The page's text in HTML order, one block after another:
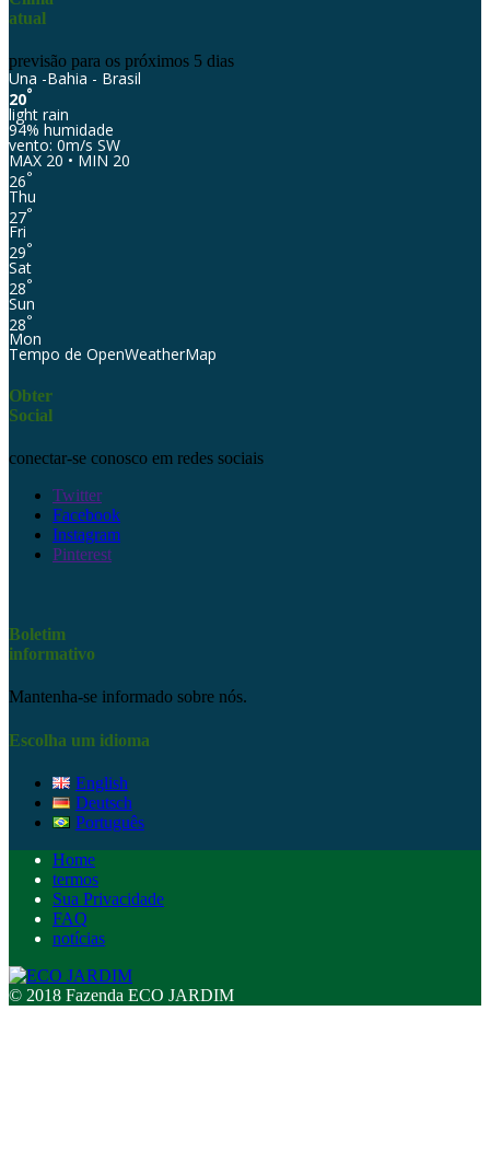
atual
previsão para os próximos 5 dias
Una -Bahia - Brasil
20°
light rain
94% humidade
vento: 0m/s SW
MAX 20 • MIN 20
26°
Thu
27°
Fri
29°
Sat
28°
Sun
28°
Mon
Tempo de OpenWeatherMap
Obter
Social
conectar-se conosco em redes sociais
Twitter
Facebook
Instagram
Pinterest
Boletim
informativo
Mantenha-se informado sobre nós.
Escolha um idioma
English
Deutsch
Português
Home
termos
Sua Privacidade
FAQ
notícias
© 2018 Fazenda ECO JARDIM